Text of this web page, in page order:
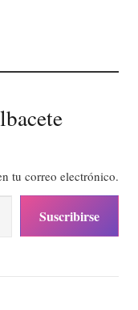
tu correo electrónico.
Suscribirse